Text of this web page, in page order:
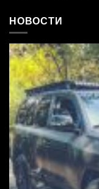
НОВОСТИ